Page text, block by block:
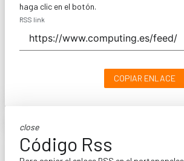
haga clic en el botón.
RSS link
COPIAR ENLACE
close
Código Rss